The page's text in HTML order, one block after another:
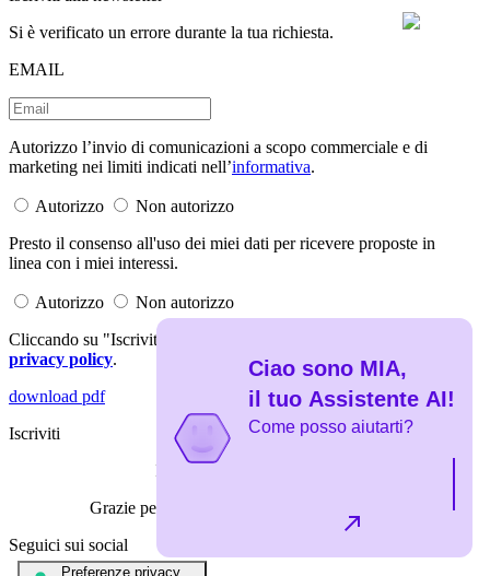
Si è verificato un errore durante la tua richiesta.
EMAIL
Autorizzo l’invio di comunicazioni a scopo commerciale e di
marketing nei limiti indicati nell’informativa.
Autorizzo
Non autorizzo
Presto il consenso all'uso dei miei dati per ricevere proposte in
linea con i miei interessi.
Autorizzo
Non autorizzo
Cliccando su "Iscriviti" dichiari di aver letto e accettato la
privacy policy.
download pdf
Iscriviti
Iscrizione completata
Grazie per esserti iscritto alla newsletter.
Seguici sui social
Ciao sono MIA,
il tuo Assistente AI!
Come posso aiutarti?